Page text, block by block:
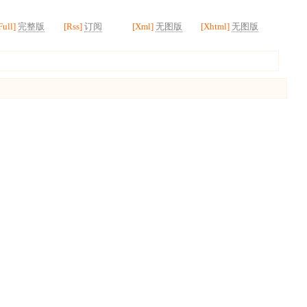
完整版 [Rss] 订阅 [Xml] 无图版 [Xhtml] 无图版